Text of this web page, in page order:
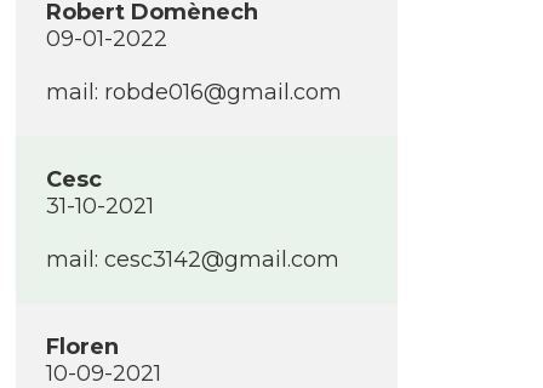
Robert Domènech
09-01-2022
mail: robde016@gmail.com
Cesc
31-10-2021
mail: cesc3142@gmail.com
Floren
10-09-2021